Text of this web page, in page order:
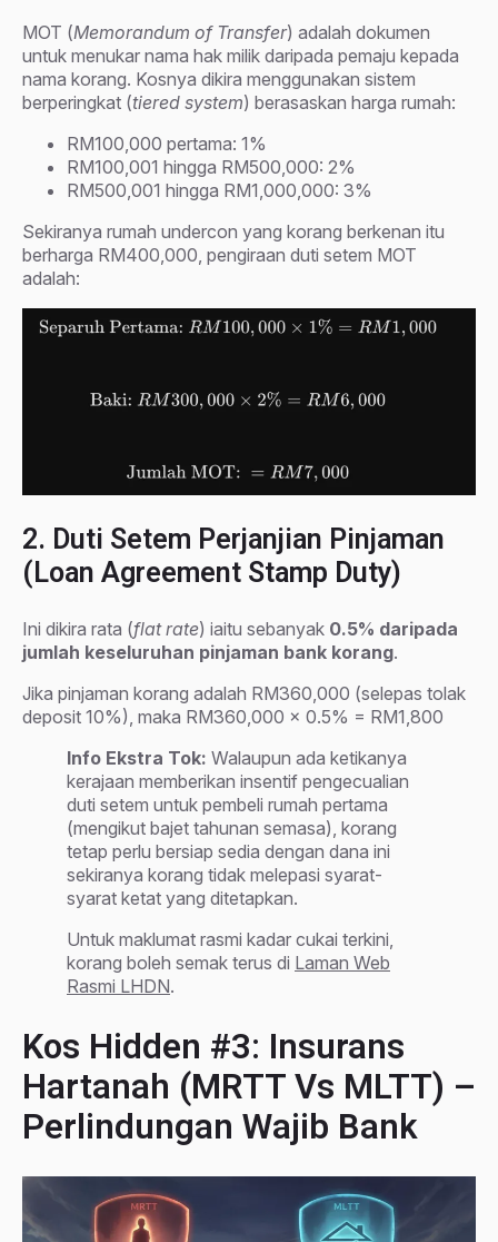
MOT (Memorandum of Transfer) adalah dokumen
untuk menukar nama hak milik daripada pemaju kepada
nama korang. Kosnya dikira menggunakan sistem
berperingkat (tiered system) berasaskan harga rumah:
RM100,000 pertama: 1%
RM100,001 hingga RM500,000: 2%
RM500,001 hingga RM1,000,000: 3%
Sekiranya rumah undercon yang korang berkenan itu
berharga RM400,000, pengiraan duti setem MOT
adalah:
2. Duti Setem Perjanjian Pinjaman
(Loan Agreement Stamp Duty)
Ini dikira rata (flat rate) iaitu sebanyak 0.5% daripada
jumlah keseluruhan pinjaman bank korang.
Jika pinjaman korang adalah RM360,000 (selepas tolak
deposit 10%), maka RM360,000 x 0.5% = RM1,800
Info Ekstra Tok: Walaupun ada ketikanya
kerajaan memberikan insentif pengecualian
duti setem untuk pembeli rumah pertama
(mengikut bajet tahunan semasa), korang
tetap perlu bersiap sedia dengan dana ini
sekiranya korang tidak melepasi syarat-
syarat ketat yang ditetapkan.
Untuk maklumat rasmi kadar cukai terkini,
korang boleh semak terus di Laman Web
Rasmi LHDN.
Kos Hidden #3: Insurans
Hartanah (MRTT Vs MLTT) –
Perlindungan Wajib Bank